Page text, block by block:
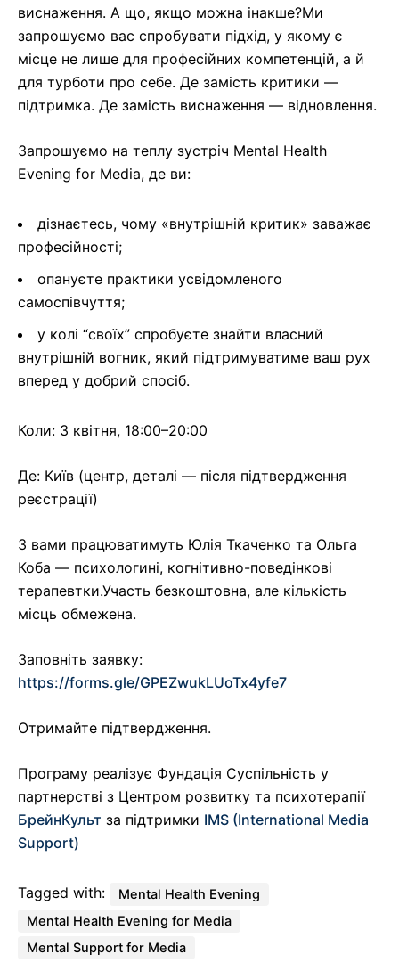
виснаження. А що, якщо можна інакше?Ми
запрошуємо вас спробувати підхід, у якому є
місце не лише для професійних компетенцій, а й
для турботи про себе. Де замість критики —
підтримка. Де замість виснаження — відновлення.
Запрошуємо на теплу зустріч Mental Health
Evening for Media, де ви:
⁠дізнаєтесь, чому «внутрішній критик» заважає
професійності;
опануєте практики усвідомленого
самоспівчуття;
у колі “своїх” спробуєте знайти власний
внутрішній вогник, який підтримуватиме ваш рух
вперед у добрий спосіб.
Коли: 3 квітня, 18:00–20:00
Де: Київ (центр, деталі — після підтвердження
реєстрації)
З вами працюватимуть Юлія Ткаченко та Ольга
Коба — психологині, когнітивно-поведінкові
терапевтки.Участь безкоштовна, але кількість
місць обмежена.
Заповніть заявку:
https://forms.gle/GPEZwukLUoTx4yfe7
Отримайте підтвердження.
Програму реалізує Фундація Суспільність у
партнерстві з Центром розвитку та психотерапії
БрейнКульт за підтримки IMS (International Media
Support)
Tagged with:
Mental Health Evening
Mental Health Evening for Media
Mental Support for Media